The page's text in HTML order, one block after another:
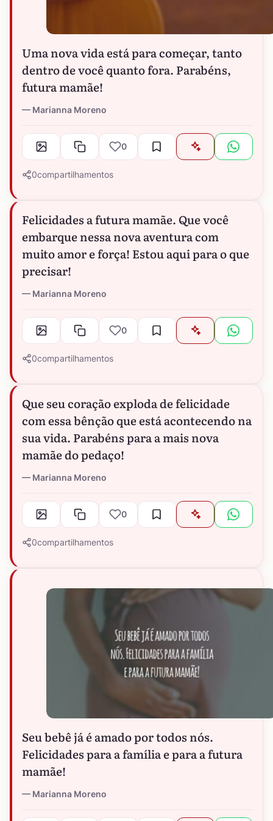
Uma nova vida está para começar, tanto
dentro de você quanto fora. Parabéns,
futura mamãe!
Marianna Moreno
0
0compartilhamentos
Felicidades a futura mamãe. Que você
embarque nessa nova aventura com
muito amor e força! Estou aqui para o que
precisar!
Marianna Moreno
0
0compartilhamentos
Que seu coração exploda de felicidade
com essa bênção que está acontecendo na
sua vida. Parabéns para a mais nova
mamãe do pedaço!
Marianna Moreno
0
0compartilhamentos
Seu bebê já é amado por todos nós.
Felicidades para a família e para a futura
mamãe!
Marianna Moreno